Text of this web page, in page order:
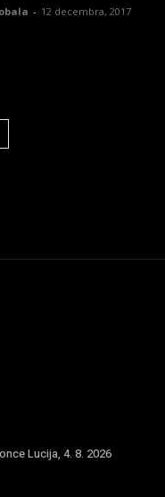
- 12 decembra, 2017
Lucija, 4. 8. 2026